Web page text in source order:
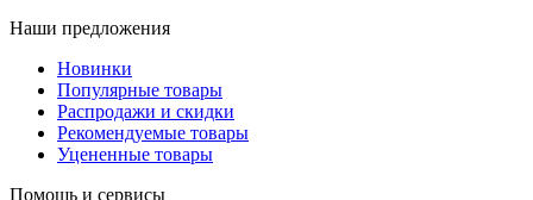
Наши предложения
Новинки
Популярные товары
Распродажи и скидки
Рекомендуемые товары
Уцененные товары
Помощь и сервисы